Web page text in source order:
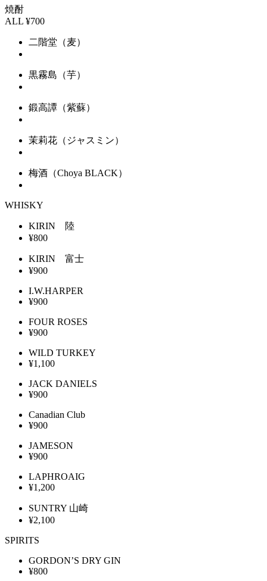
焼酎
ALL ¥700
二階堂（麦）
黒霧島（芋）
鍛高譚（紫蘇）
茉莉花（ジャスミン）
梅酒（Choya BLACK）
WHISKY
KIRIN 陸
¥800
KIRIN 富士
¥900
I.W.HARPER
¥900
FOUR ROSES
¥900
WILD TURKEY
¥1,100
JACK DANIELS
¥900
Canadian Club
¥900
JAMESON
¥900
LAPHROAIG
¥1,200
SUNTRY 山崎
¥2,100
SPIRITS
GORDON’S DRY GIN
¥800